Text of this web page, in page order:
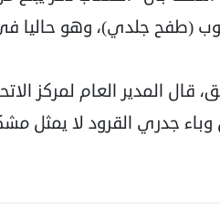
(طفح جلدي)، وهو حاليا
المدير العام لمركز
وباء جدري القرود لا يمثل